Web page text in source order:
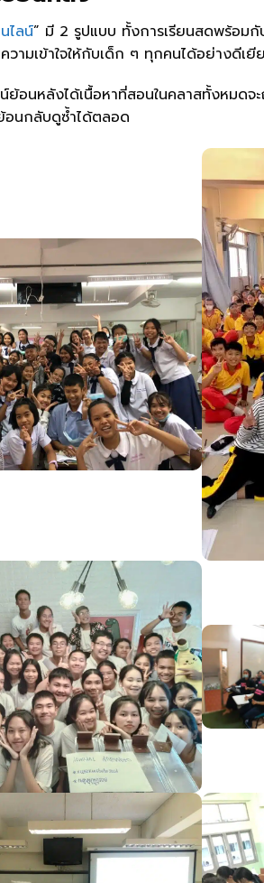
ไลน์” มี 2 รูปแบบ ทั้งการเรียนสดพร้อม
ามเข้าใจให้กับเด็ก ๆ ทุกคนได้อย่างดีเยี
ย้อนหลังได้เนื้อหาที่สอนในคลาสทั้งหมด
อนกลับดูซ้ำได้ตลอด